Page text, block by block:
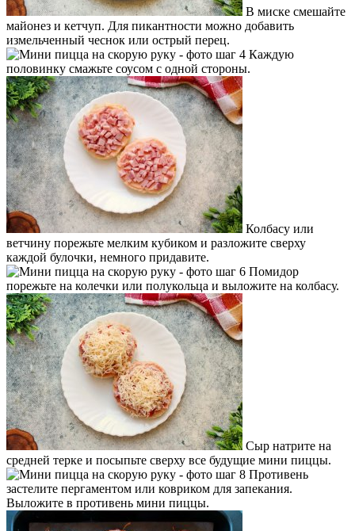
В миске смешайте
майонез и кетчуп. Для пикантности можно добавить
измельченный чеснок или острый перец.
Каждую
половинку смажьте соусом с одной стороны.
Колбасу или
ветчину порежьте мелким кубиком и разложите сверху
каждой булочки, немного придавите.
Помидор
порежьте на колечки или полукольца и выложите на колбасу.
Сыр натрите на
средней терке и посыпьте сверху все будущие мини пиццы.
Противень
застелите пергаментом или ковриком для запекания.
Выложите в противень мини пиццы.